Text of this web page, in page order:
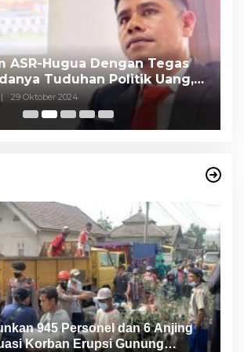
ASR-Hugua Dengan Tegas
Tuduhan Politik Uang,
Tidak Dilaksanakan Oleh
| 29 Oktober 2024
945 Personel dan 6 Anjing
Korban Erupsi Gunung